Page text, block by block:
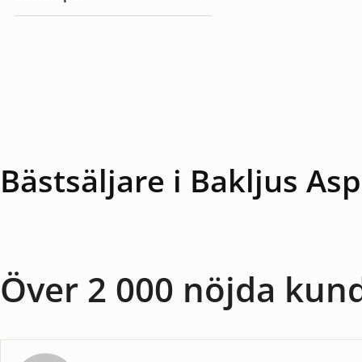
Bästsäljare i Bakljus
Över 2 000 nöjda